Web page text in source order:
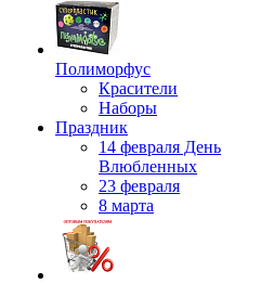
Полиморфус
Красители
Наборы
Праздник
14 февраля День
Влюбленных
23 февраля
8 марта